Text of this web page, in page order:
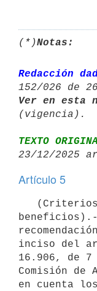
(*)Notas:
Redacción
152/026 de
Ver en esta
TEXTO
23/12/2025
Artículo 5
inciso del
16.906, de
Comisión de
en cuenta